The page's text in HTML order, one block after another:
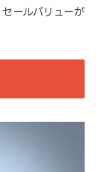
ールバリューが